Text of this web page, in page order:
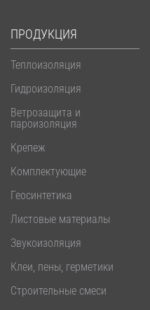
ПРОДУКЦИЯ
Теплоизоляция
Гидроизоляция
Ветрозащита и
пароизоляция
Крепеж
Комплектующие
Геосинтетика
Листовые материалы
Звукоизоляция
Клеи, пены, герметики
Строительные смеси